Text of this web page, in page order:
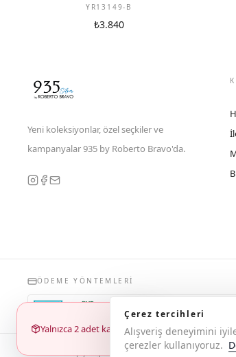
Yalnızca 2 adet kaldı
YR13149-B
₺3.840
Yeni koleksiyonlar, özel seçkiler ve
kampanyalar 935 by Roberto Bravo'da.
ÖDEME YÖNTEMLERI
© 2026 Copyright 935 by Roberto Bravo
Çerez tercihleri
Alışveriş deneyimini
çerezler kullanıyoruz.